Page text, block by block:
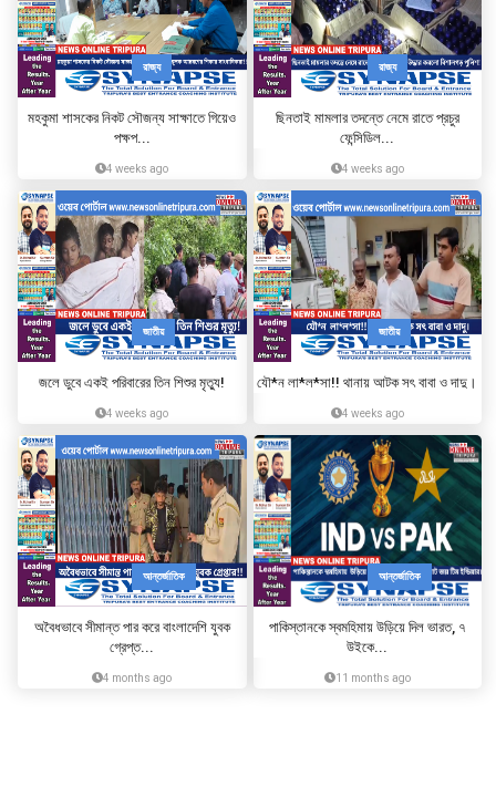
রাজ্য
মহকুমা শাসকের নিকট সৌজন্য সাক্ষাতে গিয়েও
পক্ষপ...
4 weeks ago
রাজ্য
ছিনতাই মামলার তদন্তে নেমে রাতে প্রচুর
ফেন্সিডিল...
4 weeks ago
জাতীয়
জলে ডুবে একই পরিবারের তিন শিশুর মৃত্যু!
4 weeks ago
জাতীয়
যৌ*ন লা*ল*সা!! থানায় আটক সৎ বাবা ও দাদু।
4 weeks ago
আন্তর্জাতিক
অবৈধভাবে সীমান্ত পার করে বাংলাদেশি যুবক
গ্রেপ্ত...
4 months ago
আন্তর্জাতিক
পাকিস্তানকে স্বমহিমায় উড়িয়ে দিল ভারত, ৭
উইকে...
11 months ago